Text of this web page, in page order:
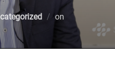
onPostado
em